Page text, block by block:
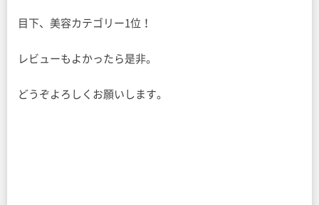
目下、美容カテゴリー1位！
レビューもよかったら是非。
どうぞよろしくお願いします。